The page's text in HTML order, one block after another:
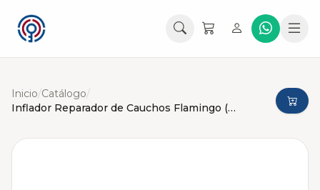
Inicio/Catálogo/
Inflador Reparador de Cauchos Flamingo (Emergencia)